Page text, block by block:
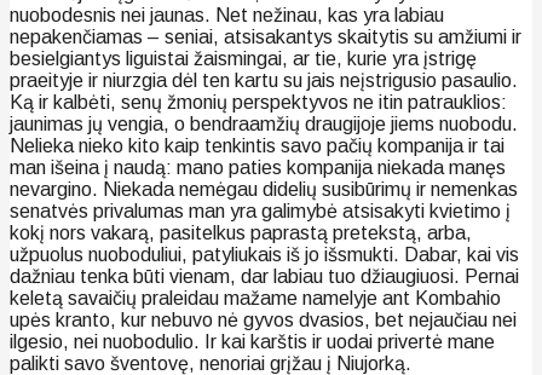
nuobodesnis nei jaunas. Net nežinau, kas yra labiau
nepakenčiamas – seniai, atsisakantys skaitytis su amžiumi ir
besielgiantys liguistai žaismingai, ar tie, kurie yra įstrigę
praeityje ir niurzgia dėl ten kartu su jais neįstrigusio pasaulio.
Ką ir kalbėti, senų žmonių perspektyvos ne itin patrauklios:
jaunimas jų vengia, o bendraamžių draugijoje jiems nuobodu.
Nelieka nieko kito kaip tenkintis savo pačių kompanija ir tai
man išeina į naudą: mano paties kompanija niekada manęs
nevargino. Niekada nemėgau didelių susibūrimų ir nemenkas
senatvės privalumas man yra galimybė atsisakyti kvietimo į
kokį nors vakarą, pasitelkus paprastą pretekstą, arba,
užpuolus nuoboduliui, patyliukais iš jo išsmukti. Dabar, kai vis
dažniau tenka būti vienam, dar labiau tuo džiaugiuosi. Pernai
keletą savaičių praleidau mažame namelyje ant Kombahio
upės kranto, kur nebuvo nė gyvos dvasios, bet nejaučiau nei
ilgesio, nei nuobodulio. Ir kai karštis ir uodai privertė mane
palikti savo šventovę, nenoriai grįžau į Niujorką.